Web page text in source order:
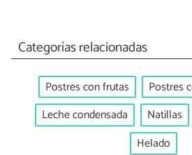
Categorías relacionadas
Postres con frutas
Postres
Leche condensada
Natillas
Helado